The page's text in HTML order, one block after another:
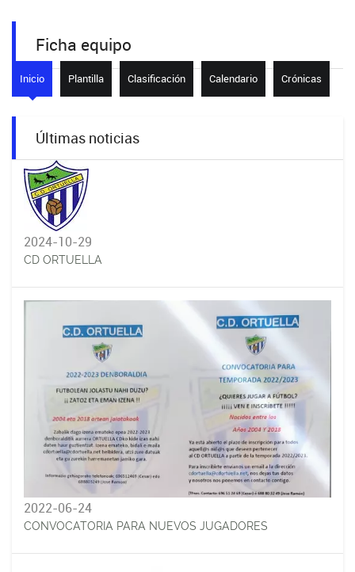
Ficha equipo
Inicio Plantilla Clasificación Calendario Crónicas
Últimas noticias
2024-10-29
CD ORTUELLA
2022-06-24
CONVOCATORIA PARA NUEVOS JUGADORES